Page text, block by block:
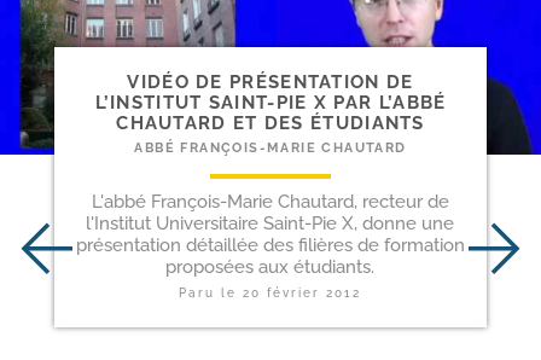
VIDÉO DE PRÉSENTATION DE
L’INSTITUT SAINT-​PIE X PAR L’ABBÉ
CHAUTARD ET DES ÉTUDIANTS
ABBÉ FRANÇOIS-MARIE CHAUTARD
L'abbé François-Marie Chautard, recteur de
l'Institut Universitaire Saint-Pie X, donne une
présentation détaillée des filières de formation
proposées aux étudiants.
Paru le20 février 2012